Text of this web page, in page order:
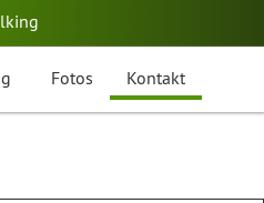
Fotos Kontakt